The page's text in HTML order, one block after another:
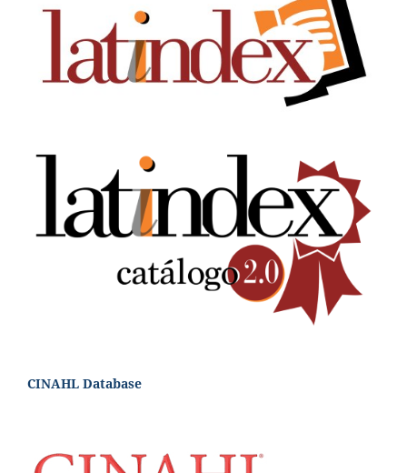
CINAHL Database